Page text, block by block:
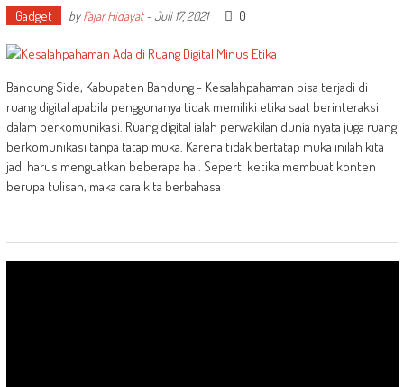
Gadget byFajar Hidayat-Juli 17, 2021 0
Bandung Side, Kabupaten Bandung - Kesalahpahaman bisa terjadi di
ruang digital apabila penggunanya tidak memiliki etika saat berinteraksi
dalam berkomunikasi. Ruang digital ialah perwakilan dunia nyata juga ruang
berkomunikasi tanpa tatap muka. Karena tidak bertatap muka inilah kita
jadi harus menguatkan beberapa hal. Seperti ketika membuat konten
berupa tulisan, maka cara kita berbahasa